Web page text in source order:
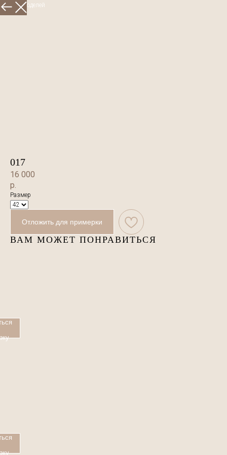
Больше моделей
017
16 000
р.
Размер
Отложить для примерки
ВАМ МОЖЕТ ПОНРАВИТЬСЯ